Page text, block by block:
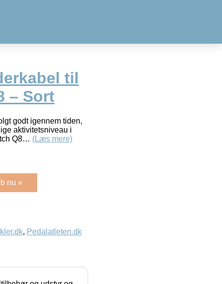
til
– Sort
godt igennem tiden,
aktivitetsniveau i
Q8… (Læs mere)
nu »
, Pedalatleten.dk